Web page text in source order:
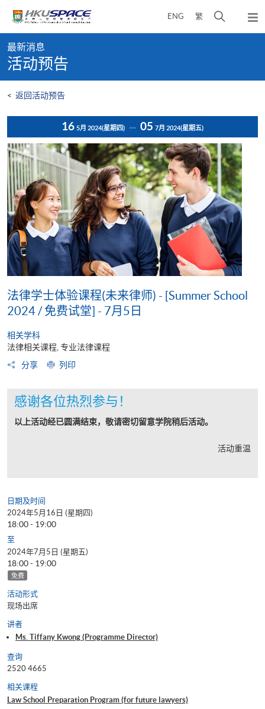
content
ENG 繁
开
弹
出
content
start
最新消息
活动预告
< 返回活动预告
16 5月 2024(星期四) 05 7月 2024(星期五)
法律学士体验课程(未来律师) - [Summer School
2024 / 免费试堂] - 7月5日
相关学科
法律相关课程, 专业法律课程
分享
列印
感谢各位热烈参与！
以上活动经已圆满结束，敬请密切留意学院稍后活动。
活动重温
日期及时间
2024年5月16日 (星期四)
18:00 - 19:00
至
2024年7月5日 (星期五)
18:00 - 19:00
免费
活动形式
现场出席
讲者
Ms. Tiffany Kwong (Programme Director)
查询
2520 4665
相关课程
Law School Preparation Program (for future lawyers)